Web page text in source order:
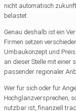
nicht automatisch
belastet.
Genau deshalb ist ein
Firmen setzen
Umbaukonzept und
an dieser Stelle mit
passender regionaler
Wer für sich oder für
Hochglanzversprechen,
nutzbar ist, finanziell